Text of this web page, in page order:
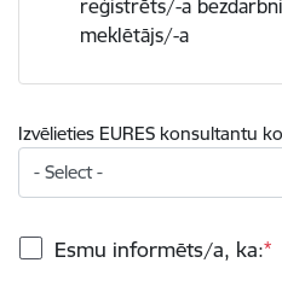
reģistrēts/-a
meklētājs/-a
Izvēlieties EURES konsultantu
Esmu informēts/a, ka: